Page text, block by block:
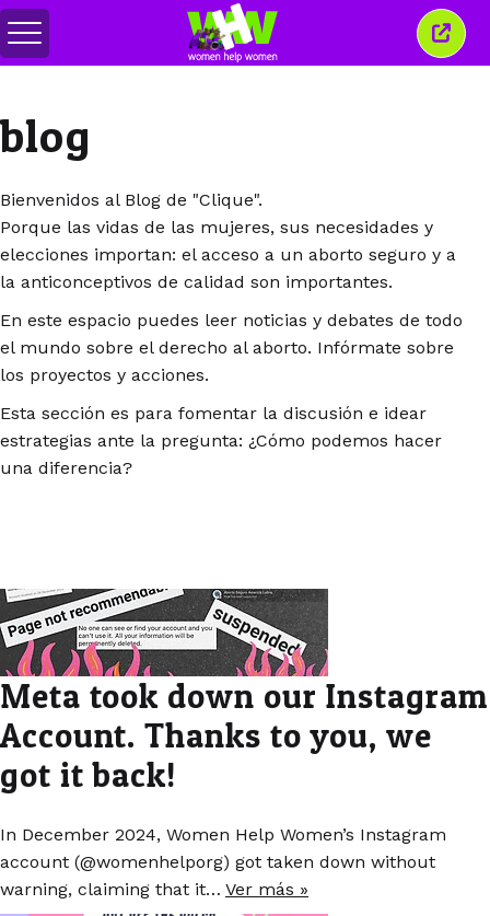
Alternar
menú
esta
blog
Bienvenidos al Blog de "Clique".
Porque las vidas de las mujeres, sus necesidades y
elecciones importan: el acceso a un aborto seguro y a
la anticonceptivos de calidad son importantes.
En este espacio puedes leer noticias y debates de todo
el mundo sobre el derecho al aborto. Infórmate sobre
los proyectos y acciones.
Esta sección es para fomentar la discusión e idear
estrategias ante la pregunta: ¿Cómo podemos hacer
una diferencia?
Meta took down our Instagram
Account. Thanks to you, we
got it back!
In December 2024, Women Help Women’s Instagram
account (@womenhelporg) got taken down without
warning, claiming that it… Ver más »